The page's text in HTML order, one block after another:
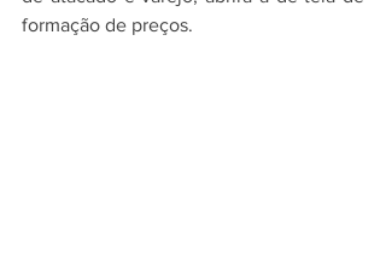
formação de preços.